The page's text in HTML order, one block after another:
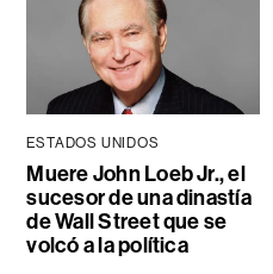
ESTADOS UNIDOS
Muere John Loeb Jr., el
sucesor de una dinastía
de Wall Street que se
volcó a la política